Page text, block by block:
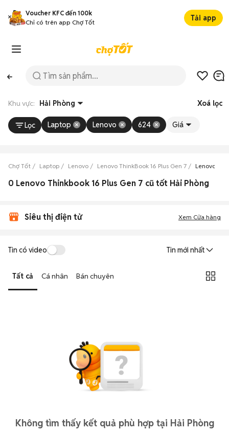
Voucher KFC đến 100k
Chỉ có trên app Chợ Tốt
Tải app
Khu vực: Hải Phòng Xoá lọc
Lọc Laptop Lenovo 624 Giá
Chợ Tốt Laptop Lenovo Lenovo ThinkBook 16 Plus Gen 7 Lenovo
0 Lenovo Thinkbook 16 Plus Gen 7 cũ tốt Hải Phòng
Siêu thị điện tử Xem Cửa hàng
Tin có video Tin mới nhất
Tất cả Cá nhân Bán chuyên
Không tìm thấy kết quả phù hợp tại Hải Phòng